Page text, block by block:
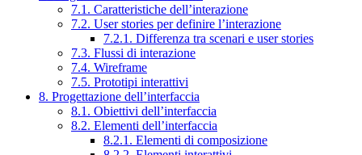
7.1. Caratteristiche dell’interazione
7.2. User stories per definire l’interazione
7.2.1. Differenza tra scenari e user stories
7.3. Flussi di interazione
7.4. Wireframe
7.5. Prototipi interattivi
8. Progettazione dell’interfaccia
8.1. Obiettivi dell’interfaccia
8.2. Elementi dell’interfaccia
8.2.1. Elementi di composizione